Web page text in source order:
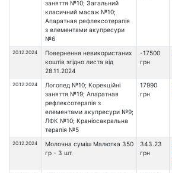
заняття №10; Загальний
класичний масаж №10;
Апаратная рефлексотерапія
з елементами акупресури
№6
20.12.2024
Повернення невикористаних
коштiв згiдно листа вiд
28.11.2024
-17500
грн
20.12.2024
Логопед №10; Корекційні
заняття №19; Апаратная
рефлексотерапія з
елементами акупресури №9;
ЛФК №10; Краніосакральна
терапія №5
17990
грн
20.12.2024
Молочна суміш Малютка 350
гр - 3 шт.
343.23
грн